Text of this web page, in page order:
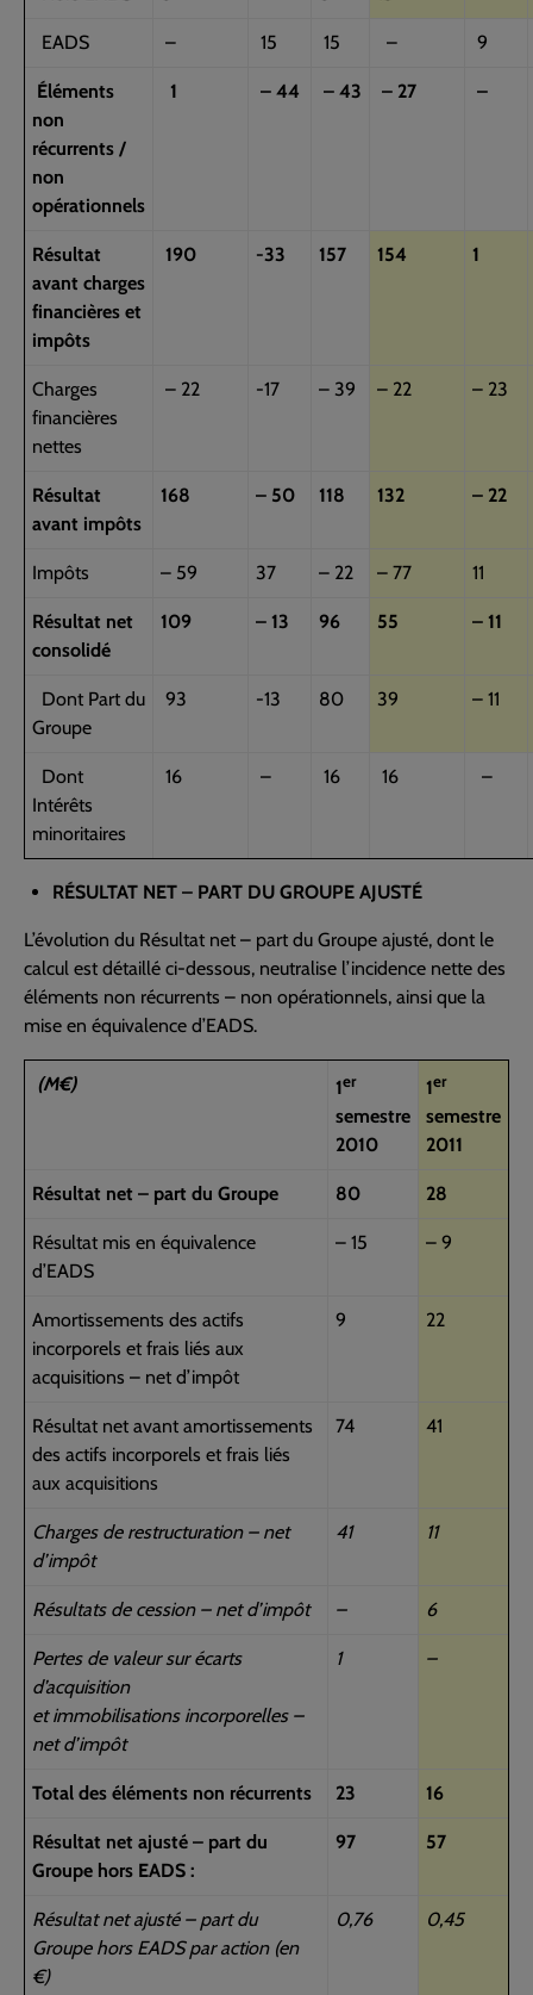
EADS – 15 15 – 9
Éléments
non
récurrents /
non
opérationnels
1 – 44 – 43 – 27 –
Résultat
avant charges
financières et
impôts
190 -33 157 154 1
Charges
financières
nettes
– 22 -17 – 39 – 22 – 23
Résultat
avant impôts
168 – 50 118 132 – 22
Impôts – 59 37 – 22 – 77 11
Résultat net
consolidé
109 – 13 96 55 – 11
Dont Part du
Groupe
93 -13 80 39 – 11
Dont
Intérêts
minoritaires
16 – 16 16 –
RÉSULTAT NET – PART DU GROUPE AJUSTÉ
L’évolution du Résultat net – part du Groupe ajusté, dont le
calcul est détaillé ci-dessous, neutralise l’incidence nette des
éléments non récurrents – non opérationnels, ainsi que la
mise en équivalence d’EADS.
(M€) 1er
semestre
2010
1er
semestre
2011
Résultat net – part du Groupe 80 28
Résultat mis en équivalence
d’EADS
– 15 – 9
Amortissements des actifs
incorporels et frais liés aux
acquisitions – net d’impôt
9 22
Résultat net avant amortissements
des actifs incorporels et frais liés
aux acquisitions
74 41
Charges de restructuration – net
d’impôt
41 11
Résultats de cession – net d’impôt – 6
Pertes de valeur sur écarts
d’acquisition
et immobilisations incorporelles –
net d’impôt
1 –
Total des éléments non récurrents 23 16
Résultat net ajusté – part du
Groupe hors EADS :
97 57
Résultat net ajusté – part du
Groupe hors EADS par action (en
€)
0,76 0,45